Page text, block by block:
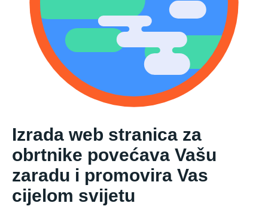
Izrada web stranica za
obrtnike povećava Vašu
zaradu i promovira Vas
cijelom svijetu